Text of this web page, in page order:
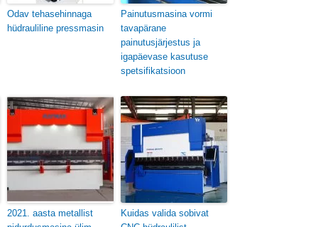
Odav tehasehinnaga
hüdrauliline pressmasin
Painutusmasina vormi
tavapärane
painutusjärjestus ja
igapäevase kasutuse
spetsifikatsioon
2021. aasta metallist
Kuidas valida sobivat